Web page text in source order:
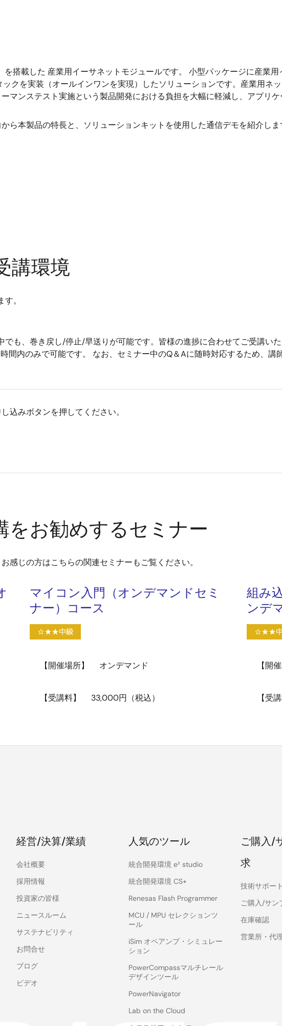
搭載した 産業用イーサネットモジュールです。 小型パッケージに産業用
クを実装（オールインワンを実現）したソリューションです。産業用ネ
マンステスト実施という製品開発における負担を大幅に軽減し、アプリケ
ら本製品の特長と、ソリューションキットを使用した通信デモを紹介し
講環境
。
も、巻き戻し/停止/早送りが可能です。皆様の進捗に合わせてご受講い
間内のみで可能です。 なお、セミナー中のQ＆Aに随時対応するため、
込みボタンを押してください。
をお勧めするセミナー
感じの方はこちらの関連セミナーもご覧ください。
マイコン入門（オンデマンドセミ
ナー）コース
【開催場所】 オンデマンド
【受講料】 33,000円（税込）
組み
ンデ
【開
【受
経営/決算/業績
会社概要
採用情報
投資家の皆様
ニュースルーム
サステナビリティ
お問合せ
ブログ
ビデオ
人気のツール
統合開発環境 e² studio
統合開発環境 CS+
Renesas Flash Programmer
MCU / MPU セレクションツ
ール
iSim オペアンプ・シミュレー
ション
PowerCompassマルチレール
デザインツール
PowerNavigator
Lab on the Cloud
ご購入/
求
技術サポート
ご購入/サン
在庫確認
営業所・代